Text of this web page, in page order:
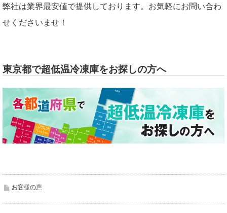
弊社は業界最安値で提供しております。お気軽にお問い合わ
せくださいませ！
東京都で超低温冷凍庫をお探しの方へ
お客様の声